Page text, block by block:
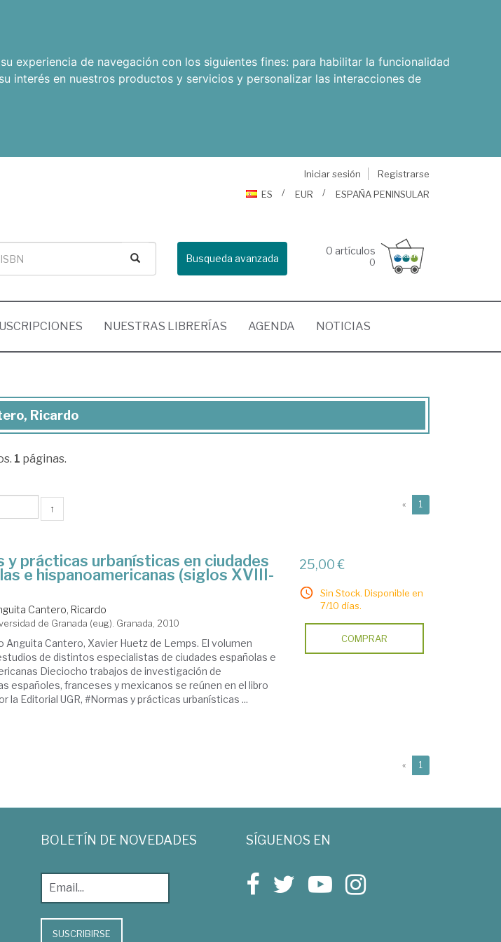
experiencia de navegación con los siguientes fines: para habilitar la funcionalidad
interés en nuestros productos y servicios y personalizar las interacciones de
Iniciar sesión
Registrarse
ES
EUR ESPAÑA PENINSULAR
Busqueda avanzada
0 artículos
0
NUESTRAS LIBRERÍAS AGENDA NOTICIAS
Ricardo
1 páginas.
↑ « 1
y prácticas urbanísticas en ciudades
e hispanoamericanas (siglos XVIII-
Cantero, Ricardo
de Granada (eug). Granada, 2010
Anguita Cantero, Xavier Huetz de Lemps. El volumen
de distintos especialistas de ciudades españolas e
Dieciocho trabajos de investigación de
españoles, franceses y mexicanos se reúnen en el libro
la Editorial UGR, #Normas y prácticas urbanísticas ...
25,00 €
Sin Stock. Disponible en
7/10 días.
COMPRAR
« 1
BOLETÍN DE NOVEDADES
SUSCRIBIRSE
SÍGUENOS EN